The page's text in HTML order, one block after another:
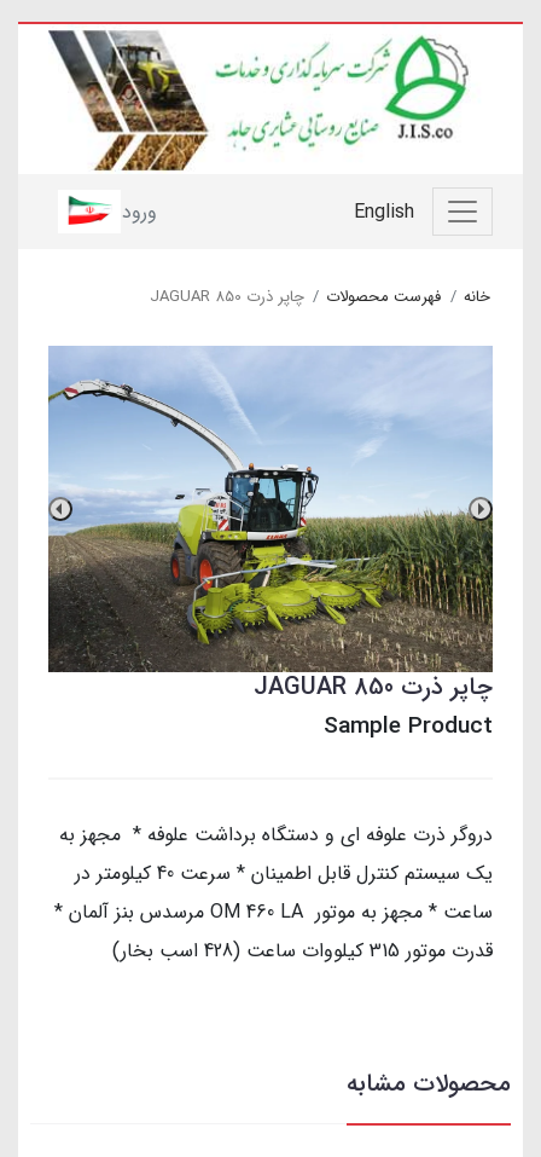
English ورود
خانه فهرست محصولات چاپر ذرت JAGUAR 850
چاپر ذرت JAGUAR 850
Sample Product
دروگر ذرت علوفه ای و دستگاه برداشت علوفه * مجهز به
یک سیستم کنترل قابل اطمینان * سرعت 40 کیلومتر در
ساعت * مجهز به موتور OM 460 LA مرسدس بنز آلمان *
قدرت موتور 315 کیلووات ساعت (428 اسب بخار)
محصولات مشابه